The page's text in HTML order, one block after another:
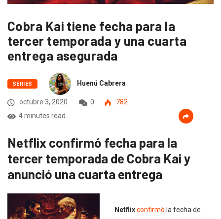
Cobra Kai tiene fecha para la
tercer temporada y una cuarta
entrega asegurada
SERIES Huenú Cabrera
octubre 3, 2020 0
782
4 minutes read
Netflix confirmó fecha para la
tercer temporada de Cobra Kai y
anunció una cuarta entrega
Netflix confirmó la fecha de